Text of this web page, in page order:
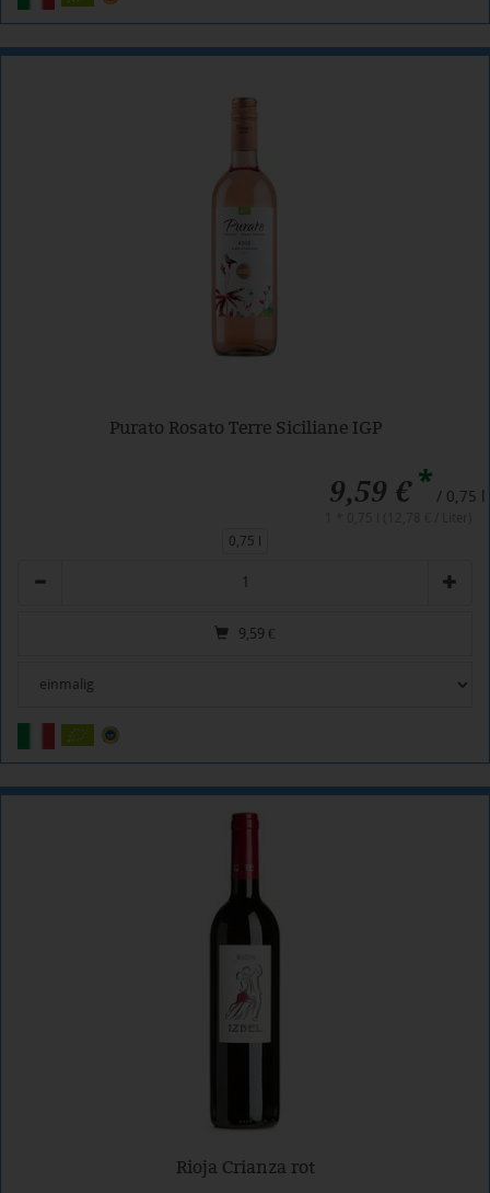
Purato Rosato Terre Siciliane IGP
9,59 €* / 0,75 l
0,75 l
9,59 €
Rioja Crianza rot